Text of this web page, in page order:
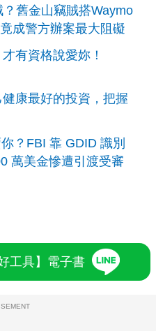
舊金山竊賊搭Waymo
成警方辦案最大阻礙
有資格說愛妳！
康最好的投資，把握
？FBI 靠 GDID 識別
萬美金慘遭引渡受審
工具】電子書